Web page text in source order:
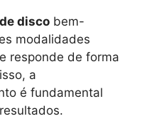
disco bem-
modalidades
responde de forma
a
é fundamental